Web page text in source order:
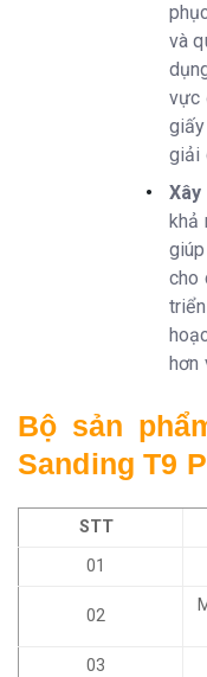
và
vực
giải
khả
cho
hơn
Bộ sản
Sanding T9
STT
01
02
03